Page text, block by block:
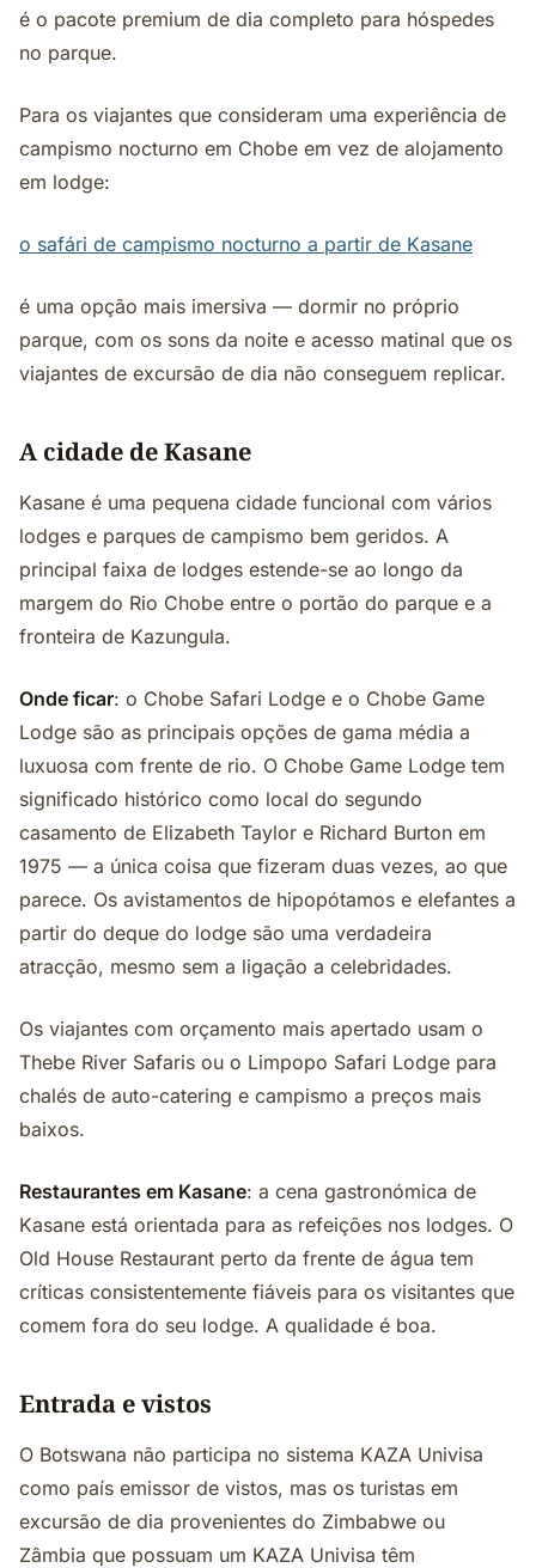
é o pacote premium de dia completo para hóspedes
no parque.
Para os viajantes que consideram uma experiência de
campismo nocturno em Chobe em vez de alojamento
em lodge:
o safári de campismo nocturno a partir de Kasane
é uma opção mais imersiva — dormir no próprio
parque, com os sons da noite e acesso matinal que os
viajantes de excursão de dia não conseguem replicar.
A cidade de Kasane
Kasane é uma pequena cidade funcional com vários
lodges e parques de campismo bem geridos. A
principal faixa de lodges estende-se ao longo da
margem do Rio Chobe entre o portão do parque e a
fronteira de Kazungula.
Onde ficar: o Chobe Safari Lodge e o Chobe Game
Lodge são as principais opções de gama média a
luxuosa com frente de rio. O Chobe Game Lodge tem
significado histórico como local do segundo
casamento de Elizabeth Taylor e Richard Burton em
1975 — a única coisa que fizeram duas vezes, ao que
parece. Os avistamentos de hipopótamos e elefantes a
partir do deque do lodge são uma verdadeira
atracção, mesmo sem a ligação a celebridades.
Os viajantes com orçamento mais apertado usam o
Thebe River Safaris ou o Limpopo Safari Lodge para
chalés de auto-catering e campismo a preços mais
baixos.
Restaurantes em Kasane: a cena gastronómica de
Kasane está orientada para as refeições nos lodges. O
Old House Restaurant perto da frente de água tem
críticas consistentemente fiáveis para os visitantes que
comem fora do seu lodge. A qualidade é boa.
Entrada e vistos
O Botswana não participa no sistema KAZA Univisa
como país emissor de vistos, mas os turistas em
excursão de dia provenientes do Zimbabwe ou
Zâmbia que possuam um KAZA Univisa têm